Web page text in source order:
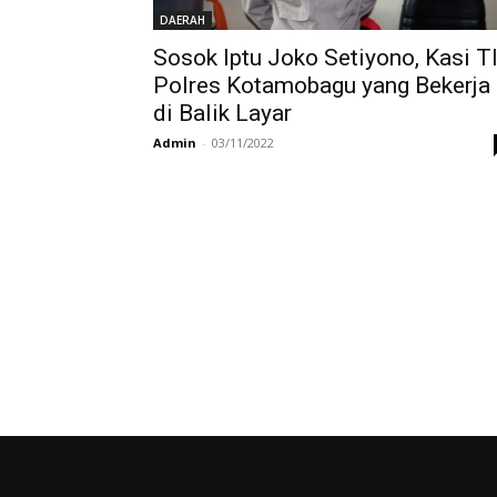
DAERAH
Sosok Iptu Joko Setiyono, Kasi
Polres Kotamobagu yang Bekerja
di Balik Layar
Admin - 03/11/2022